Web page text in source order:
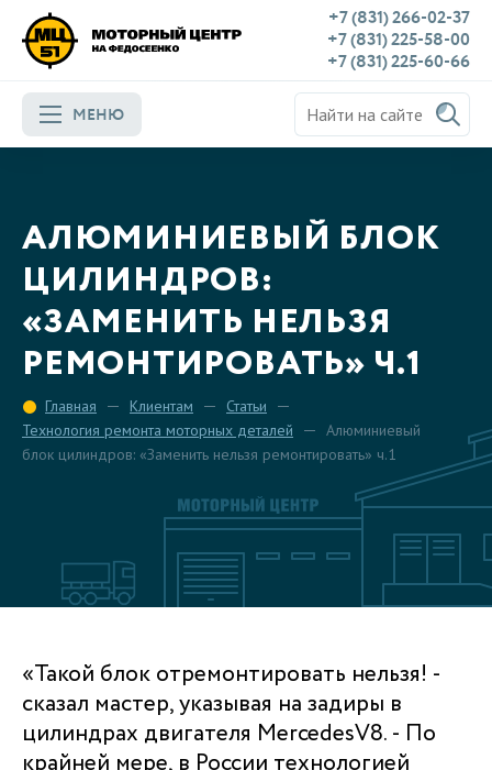
+7 (831) 266-02-37
+7 (831) 225-58-00
+7 (831) 225-60-66
МЕНЮ
АЛЮМИНИЕВЫЙ БЛОК
ЦИЛИНДРОВ:
«ЗАМЕНИТЬ НЕЛЬЗЯ
РЕМОНТИРОВАТЬ» Ч.1
Главная Клиентам
Статьи
Технология ремонта моторных деталей
Алюминиевый
блок цилиндров: «Заменить нельзя ремонтировать» ч.1
«Такой блок отремонтировать нельзя! -
сказал мастер, указывая на задиры в
цилиндрах двигателя MercedesV8. - По